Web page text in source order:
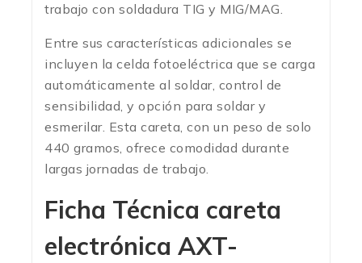
trabajo con soldadura TIG y MIG/MAG.
Entre sus características adicionales se
incluyen la celda fotoeléctrica que se carga
automáticamente al soldar, control de
sensibilidad, y opción para soldar y
esmerilar. Esta careta, con un peso de solo
440 gramos, ofrece comodidad durante
largas jornadas de trabajo.
Ficha Técnica careta
electrónica AXT-